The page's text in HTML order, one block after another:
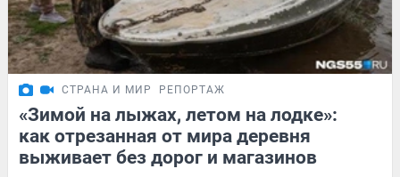
СТРАНА И МИР РЕПОРТАЖ
«Зимой на лыжах, летом на лодке»:
как отрезанная от мира деревня
выживает без дорог и магазинов